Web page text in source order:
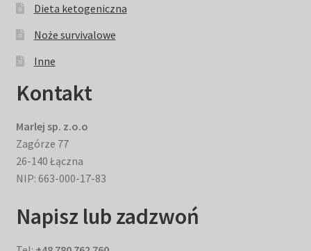
Dieta ketogeniczna
Noże survivalowe
Inne
Kontakt
Marlej sp. z.o.o
Zagórze 77
26-140 Łączna
NIP: 663-000-17-83
Napisz lub zadzwoń